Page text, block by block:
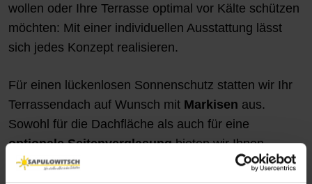
wollen oder Ihre Terrasse optimal vor Kälte schützen
möchten: Mit einer individuellen Ausstattung lässt
sich jedes Konzept realisieren.
Für einen lückenlosen Sonnenschutz statten wir Ihr
Terrassendach auf Wunsch mit Markisen aus.
Sowohl für die Dachfläche als auch für eine
optionale Seitenverglasungbieten wir Ihnen
passgenaue Lösungen an.
Farbe und Design sind